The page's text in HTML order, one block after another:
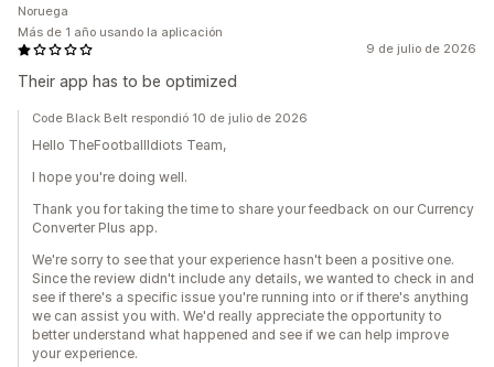
9 de julio de 2026
Their app has to be optimized
Noruega
Más de 1 año usando la aplicación
Code Black Belt respondió 10 de julio de 2026
Hello TheFootballIdiots Team,
I hope you're doing well.
Thank you for taking the time to share your feedback on our Currency
Converter Plus app.
We're sorry to see that your experience hasn't been a positive one.
Since the review didn't include any details, we wanted to check in and
see if there's a specific issue you're running into or if there's anything
we can assist you with. We'd really appreciate the opportunity to
better understand what happened and see if we can help improve
your experience.